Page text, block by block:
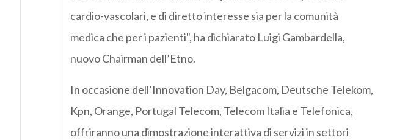
cardio-vascolari, e di diretto interesse sia per la comunità
medica che per i pazienti", ha dichiarato Luigi Gambardella,
nuovo Chairman dell’Etno.
In occasione dell’Innovation Day, Belgacom, Deutsche Telekom,
Kpn, Orange, Portugal Telecom, Telecom Italia e Telefonica,
offriranno una dimostrazione interattiva di servizi in settori